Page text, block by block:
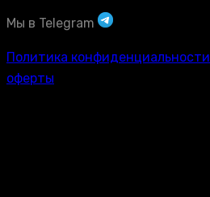
Мы в Telegram
Политика конфиденциальности
оферты